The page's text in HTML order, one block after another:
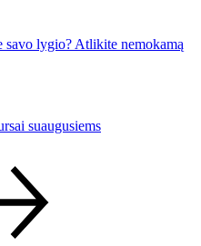
savo lygio? Atlikite nemokamą
suaugusiems